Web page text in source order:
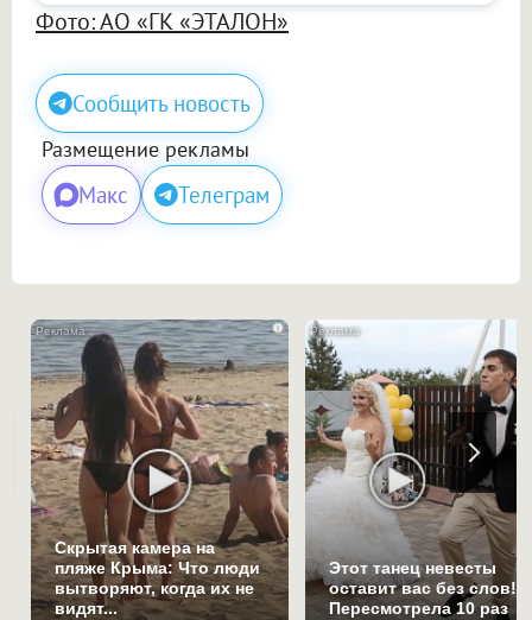
Фото: АО «ГК «ЭТАЛОН»
Сообщить новость
Размещение рекламы
Макс Телеграм
i
Скрытая камера на
пляже Крыма: Что люди
вытворяют, когда их не
видят...
Этот танец невесты
оставит вас без слов!
Пересмотрела 10 раз